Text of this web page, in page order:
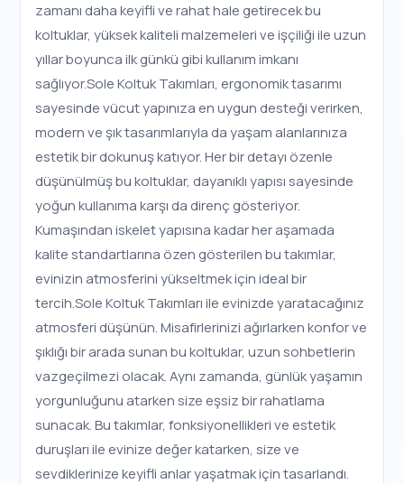
zamanı daha keyifli ve rahat hale getirecek bu
koltuklar, yüksek kaliteli malzemeleri ve işçiliği ile uzun
yıllar boyunca ilk günkü gibi kullanım imkanı
sağlıyor.Sole Koltuk Takımları, ergonomik tasarımı
sayesinde vücut yapınıza en uygun desteği verirken,
modern ve şık tasarımlarıyla da yaşam alanlarınıza
estetik bir dokunuş katıyor. Her bir detayı özenle
düşünülmüş bu koltuklar, dayanıklı yapısı sayesinde
yoğun kullanıma karşı da direnç gösteriyor.
Kumaşından iskelet yapısına kadar her aşamada
kalite standartlarına özen gösterilen bu takımlar,
evinizin atmosferini yükseltmek için ideal bir
tercih.Sole Koltuk Takımları ile evinizde yaratacağınız
atmosferi düşünün. Misafirlerinizi ağırlarken konfor ve
şıklığı bir arada sunan bu koltuklar, uzun sohbetlerin
vazgeçilmezi olacak. Aynı zamanda, günlük yaşamın
yorgunluğunu atarken size eşsiz bir rahatlama
sunacak. Bu takımlar, fonksiyonellikleri ve estetik
duruşları ile evinize değer katarken, size ve
sevdiklerinize keyifli anlar yaşatmak için tasarlandı.